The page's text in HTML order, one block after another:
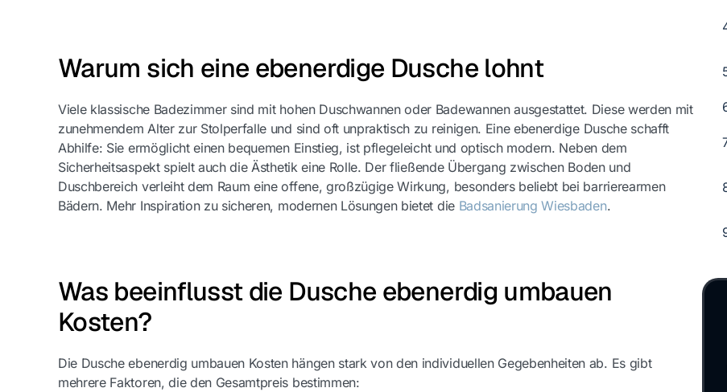
Warum sich eine ebenerdige Dusche lohnt
Viele klassische Badezimmer sind mit hohen Duschwannen oder Badewannen ausgestattet. Diese werden mit
zunehmendem Alter zur Stolperfalle und sind oft unpraktisch zu reinigen. Eine ebenerdige Dusche schafft
Abhilfe: Sie ermöglicht einen bequemen Einstieg, ist pflegeleicht und optisch modern. Neben dem
Sicherheitsaspekt spielt auch die Ästhetik eine Rolle. Der fließende Übergang zwischen Boden und
Duschbereich verleiht dem Raum eine offene, großzügige Wirkung, besonders beliebt bei barrierearmen
Bädern. Mehr Inspiration zu sicheren, modernen Lösungen bietet die Badsanierung Wiesbaden.
Was beeinflusst die Dusche ebenerdig umbauen
Kosten?
Die Dusche ebenerdig umbauen Kosten hängen stark von den individuellen Gegebenheiten ab. Es gibt
mehrere Faktoren, die den Gesamtpreis bestimmen: